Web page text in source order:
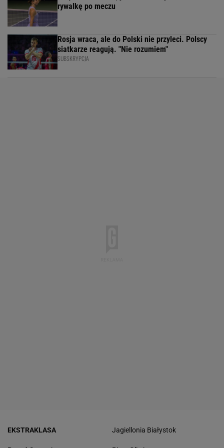
rywalkę po meczu
Rosja wraca, ale do Polski nie przyleci. Polscy
siatkarze reagują. "Nie rozumiem"
SUBSKRYPCJA
EKSTRAKLASA Jagiellonia Białystok